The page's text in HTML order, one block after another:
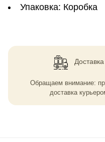
Упаковка: Коробка
Доставка
Обращаем внимание:
доставка